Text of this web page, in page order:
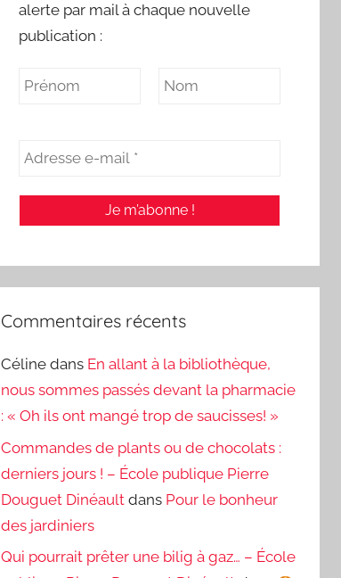
alerte par mail à chaque nouvelle
publication :
Commentaires récents
Céline dans En allant à la bibliothèque,
nous sommes passés devant la pharmacie
: « Oh ils ont mangé trop de saucisses! »
Commandes de plants ou de chocolats :
derniers jours ! – École publique Pierre
Douguet Dinéault dans Pour le bonheur
des jardiniers
Qui pourrait prêter une bilig à gaz… – École